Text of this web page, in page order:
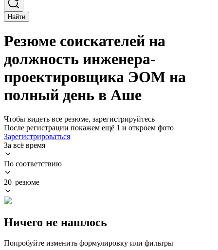
Найти
Резюме соискателей на
должность инженера-
проектировщика ЭОМ на
полный день в Аше
Чтобы видеть все резюме, зарегистрируйтесь
После регистрации покажем ещё 1 и откроем фото
Зарегистрироваться
За всё время
По соответствию
20 резюме
Ничего не нашлось
Попробуйте изменить формулировку или фильтры